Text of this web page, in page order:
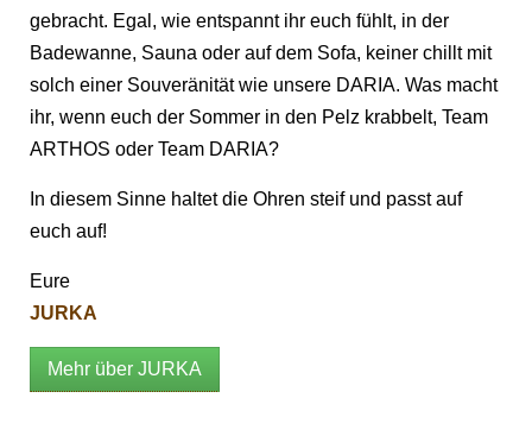
gebracht. Egal, wie entspannt ihr euch fühlt, in der
Badewanne, Sauna oder auf dem Sofa, keiner chillt mit
solch einer Souveränität wie unsere DARIA. Was macht
ihr, wenn euch der Sommer in den Pelz krabbelt, Team
ARTHOS oder Team DARIA?
In diesem Sinne haltet die Ohren steif und passt auf
euch auf!
Eure
JURKA
Mehr über JURKA